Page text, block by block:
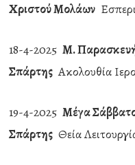
Χριστού Μολάων
18-4-2025Μ.
Σπάρτης Ακολουθία
19-4-2025Μέγα
Σπάρτης Θεία